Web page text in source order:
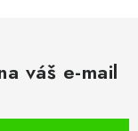
váš e-mail